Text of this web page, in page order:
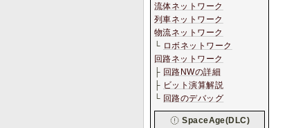
流体ネットワーク
列車ネットワーク
物流ネットワーク
└ ロボネットワーク
回路ネットワーク
├ 回路NWの詳細
├ ビット演算解説
└ 回路のデバッグ
SpaceAge(DLC)